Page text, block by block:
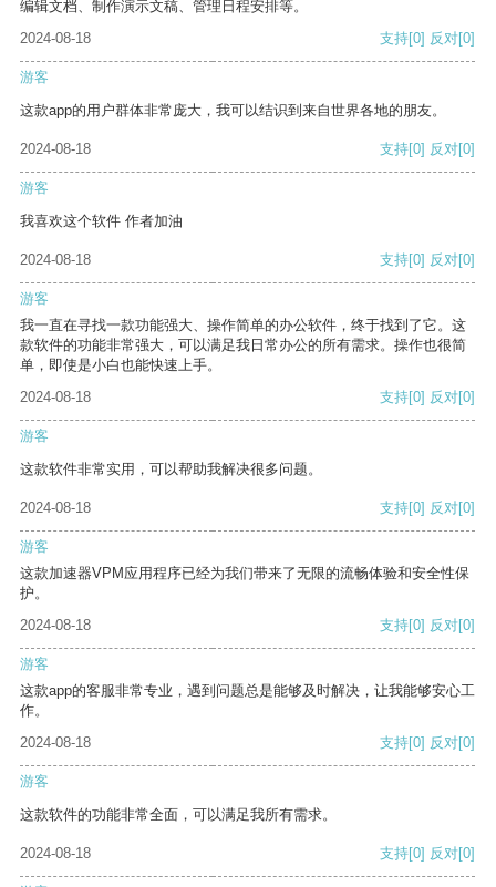
编辑文档、制作演示文稿、管理日程安排等。
2024-08-18
支持[0] 反对[0]
游客
这款app的用户群体非常庞大，我可以结识到来自世界各地的朋友。
2024-08-18 支持[0] 反对[0]
游客
我喜欢这个软件 作者加油
2024-08-18 支持[0] 反对[0]
游客
我一直在寻找一款功能强大、操作简单的办公软件，终于找到了它。这
款软件的功能非常强大，可以满足我日常办公的所有需求。操作也很简
单，即使是小白也能快速上手。
2024-08-18
支持[0] 反对[0]
游客
这款软件非常实用，可以帮助我解决很多问题。
2024-08-18 支持[0] 反对[0]
游客
这款加速器VPM应用程序已经为我们带来了无限的流畅体验和安全性保
护。
2024-08-18
支持[0] 反对[0]
游客
这款app的客服非常专业，遇到问题总是能够及时解决，让我能够安心工
作。
2024-08-18
支持[0] 反对[0]
游客
这款软件的功能非常全面，可以满足我所有需求。
2024-08-18 支持[0] 反对[0]